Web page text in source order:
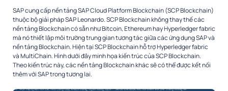
SAP cung cấp nền tảng SAP Cloud Platform Blockchain (SCP Blockchain)
thuộc bộ giải pháp SAP Leonardo. SCP Blockchain không thay thế các
nền tảng Blockchain có sẵn như Bitcoin, Ethereum hay Hyperledger fabric
mà nó thiết lập môi trường trung gian tương tác giữa các ứng dụng SAP và
nền tảng Blockchain. Hiện tại SCP Blockchain hỗ trợ Hyperledger fabric
và MultiChain. Hình dưới đây minh họa kiến trúc của SCP Blockchain.
Theo kiến trúc này, các nền tảng Blockchain khác sẽ có thể được kết nối
thêm với SAP trong tương lai.